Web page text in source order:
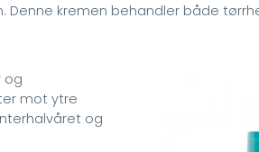
kremen behandler både
og
mot ytre
og